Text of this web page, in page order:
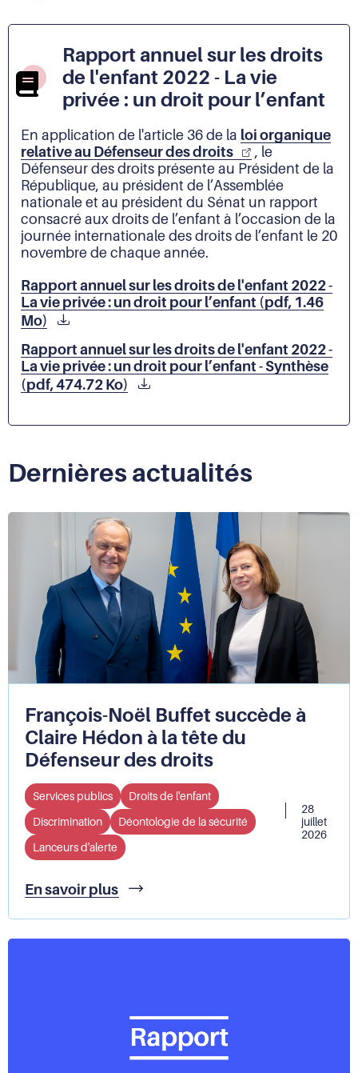
Rapport annuel sur les droits
de l'enfant 2022 - La vie
privée : un droit pour l’enfant
En application de l'article 36 de la loi organique
relative au Défenseur des droits
, le
Défenseur des droits présente au Président de la
République, au président de l’Assemblée
nationale et au président du Sénat un rapport
consacré aux droits de l’enfant à l’occasion de la
journée internationale des droits de l’enfant le 20
novembre de chaque année.
Rapport annuel sur les droits de l'enfant 2022 -
La vie privée : un droit pour l’enfant (pdf, 1.46
Mo)
Rapport annuel sur les droits de l'enfant 2022 -
La vie privée : un droit pour l’enfant - Synthèse
(pdf, 474.72 Ko)
Dernières actualités
François-Noël Buffet succède à
Claire Hédon à la tête du
Défenseur des droits
Services publics
Droits de l'enfant
Discrimination
Déontologie de la sécurité
Lanceurs d'alerte
28
juillet
2026
En savoir plus
François-
Buffet
succède
la
tête
du